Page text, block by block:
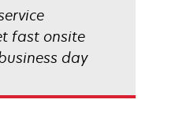
fast onsite
day